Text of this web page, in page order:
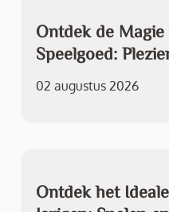
Ontdek de
Speelgoed:
02 augustus 2026
Ontdek het